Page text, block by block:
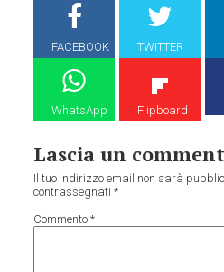
FACEBOOK TWITTER
WhatsApp Flipboard
Lascia un
Il tuo indirizzo email non sarà
contrassegnati*
Commento*